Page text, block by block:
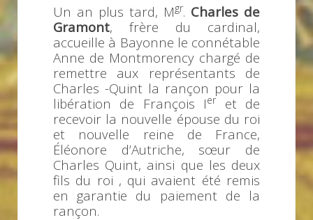
Un an plus tard, Mgr. Charles de
Gramont, frère du cardinal,
accueille à Bayonne le connétable
Anne de Montmorency chargé de
remettre aux représentants de
Charles -Quint la rançon pour la
libération de François Ier
et de
recevoir la nouvelle épouse du roi
et nouvelle reine de France,
Éléonore d’Autriche, sœur de
Charles Quint, ainsi que les deux
fils du roi , qui avaient été remis
en garantie du paiement de la
rançon.